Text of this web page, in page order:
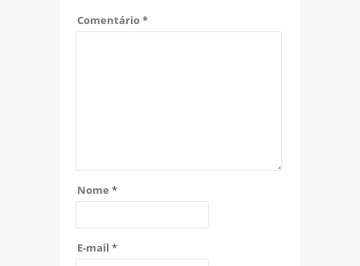
Comentário*
Nome *
E-mail *